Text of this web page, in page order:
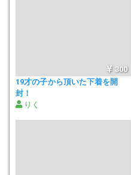
300
19才の子から頂いた下着を開
封！
りく